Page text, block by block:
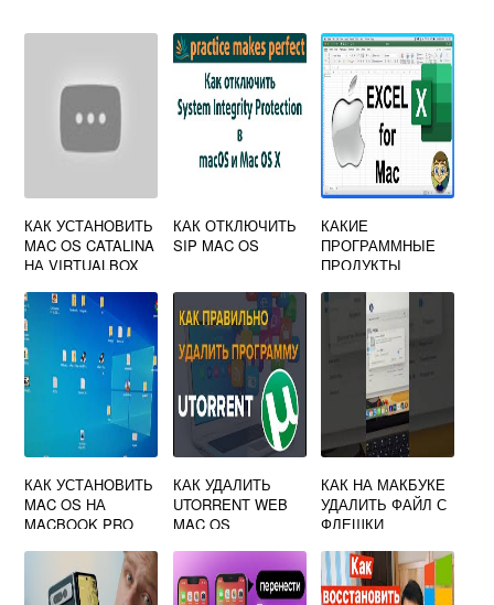
КАК УСТАНОВИТЬ
MAC OS CATALINA
НА VIRTUALBOX
КАК ОТКЛЮЧИТЬ
SIP MAC OS
КАКИЕ
ПРОГРАММНЫЕ
ПРОДУКТЫ
СОЗДАВАТЬ
ЭЛЕКТРОННЫЕ
ТАБЛИЦЫ
WINDOWS MAC
OS X И UNIX
КАК УСТАНОВИТЬ
MAC OS НА
MACBOOK PRO
КАК УДАЛИТЬ
UTORRENT WEB
MAC OS
КАК НА МАКБУКЕ
УДАЛИТЬ ФАЙЛ С
ФЛЕШКИ